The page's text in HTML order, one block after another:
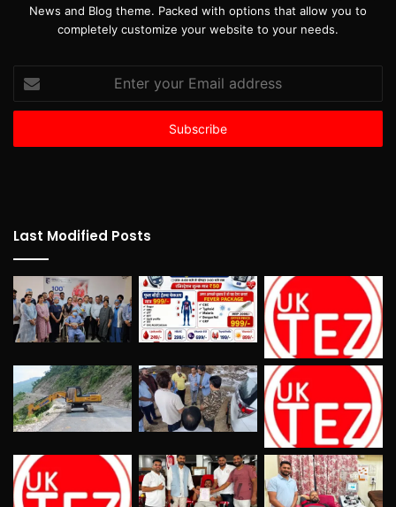
News and Blog theme. Packed with options that allow you to
completely customize your website to your needs.
your
Email
Last Modified Posts